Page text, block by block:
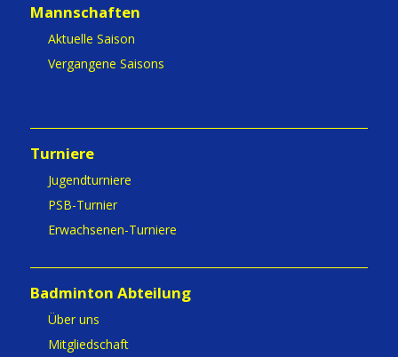
Mannschaften
Aktuelle Saison
Vergangene Saisons
Turniere
Jugendturniere
PSB-Turnier
Erwachsenen-Turniere
Badminton Abteilung
Über uns
Mitgliedschaft